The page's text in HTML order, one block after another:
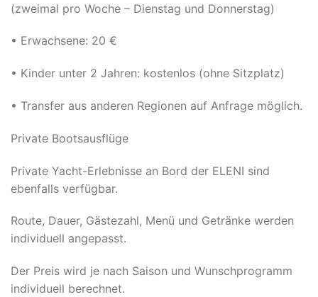
(zweimal pro Woche – Dienstag und Donnerstag)
• Erwachsene: 20 €
• Kinder unter 2 Jahren: kostenlos (ohne Sitzplatz)
• Transfer aus anderen Regionen auf Anfrage möglich.
Private Bootsausflüge
Private Yacht-Erlebnisse an Bord der ELENI sind
ebenfalls verfügbar.
Route, Dauer, Gästezahl, Menü und Getränke werden
individuell angepasst.
Der Preis wird je nach Saison und Wunschprogramm
individuell berechnet.